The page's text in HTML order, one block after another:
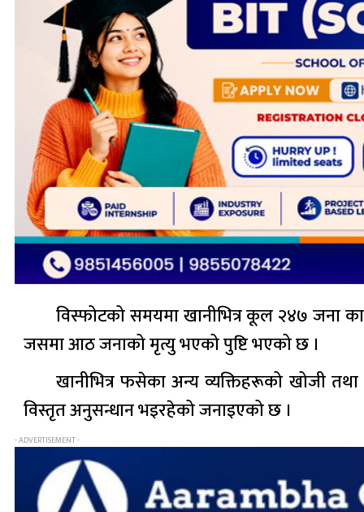
विस्फोटको समयमा खानीभित्र कूल २४७ जना
जसमा आठ जनाको मृत्यु भएको पुष्टि भएको छ ।
खानीभित्र फसेका अन्य व्यक्तिहरूको खोजी
विस्तृत अनुसन्धान भइरहेको जनाइएको छ ।
- ADVERTISEMENT -